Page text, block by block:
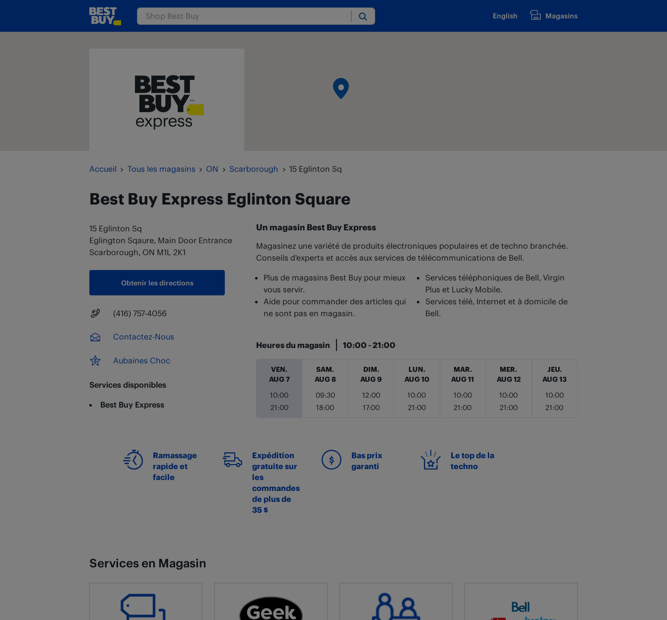
www.bestbuy.ca Submit English Magasins
Accueil Tous les magasins ON Scarborough 15 Eglinton Sq
Best Buy Express Eglinton Square
15 Eglinton Sq
Eglington Sqaure, Main Door Entrance
Scarborough, ON M1L 2K1
Obtenir les directions
Numéro principal
(416) 757-4056
Contactez-Nous
Aubaines Choc
Services disponibles
Best Buy Express
Un magasin Best Buy Express
Magasinez une variété de produits électroniques populaires et de techno branchée.
Conseils d'experts et accès aux services de télécommunications de Bell.
Plus de magasins Best Buy pour mieux
vous servir.
Aide pour commander des articles qui
ne sont pas en magasin.
Services téléphoniques de Bell, Virgin
Plus et Lucky Mobile.
Services télé, Internet et à domicile de
Bell.
Heures du magasin 10:00 - 21:00
Jour de la semaine Heures
VEN.
AUG 7
10:00
21:00
SAM.
AUG 8
09:30
18:00
DIM.
AUG 9
12:00
17:00
LUN.
AUG 10
10:00
21:00
MAR.
AUG 11
10:00
21:00
MER.
AUG 12
10:00
21:00
JEU.
AUG 13
10:00
21:00
Ramassage
rapide et
facile
Expédition
gratuite sur
les
commandes
de plus de
35 $
Bas prix
garanti
Le top de la
techno
Services en Magasin